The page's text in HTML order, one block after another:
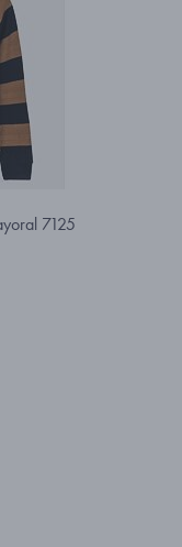
7125